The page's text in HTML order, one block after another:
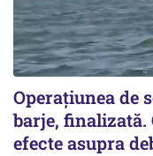
Operațiunea de
barje, finalizată.
efecte asupra